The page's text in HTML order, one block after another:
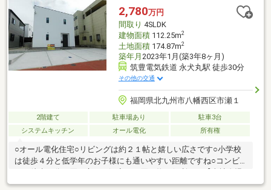
ビニ徒歩5分と、子育てや毎日の買い物にも便利な住環境です。大
型キッズルーム・おむつ台・授乳スペース有。北九州イチ快適な
お店にぜひ一度お越し下さい♪
2,780万円
間取り 4SLDK
建物面積112.25m2
土地面積174.87m2
築年月 2023年1月(築3年8ヶ月)
筑豊電気鉄道 永犬丸駅 徒歩30分
その他の交通
福岡県北九州市八幡西区市瀬１
2階建て 駐車場あり
駐車3台
システムキッチン
オール電化 所有権
○オール電化住宅○リビングは約２１帖と嬉しい広さです○小学校
は徒歩４分と低学年のお子様にも通いやすい距離ですね○コンビ
のワンストップサービス】・当社在籍スタッフはリフォーム、ロ